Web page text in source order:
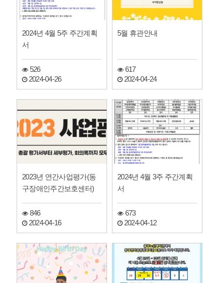
2024년 4월 5주 주간계획
서
526
2024-04-26
5월 휴관안내
617
2024-04-24
2023년 연간사업평가(동
구장애인주간보호센터)
846
2024-04-16
2024년 4월 3주 주간계획
서
673
2024-04-12